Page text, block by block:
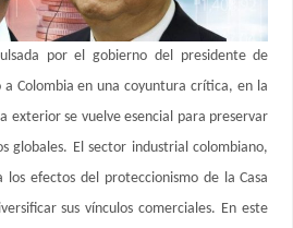
por el gobierno del presidente de
a Colombia en una coyuntura crítica, en la
exterior se vuelve esencial para preservar
globales. El sector industrial colombiano,
efectos del proteccionismo de la Casa
sus vínculos comerciales. En este